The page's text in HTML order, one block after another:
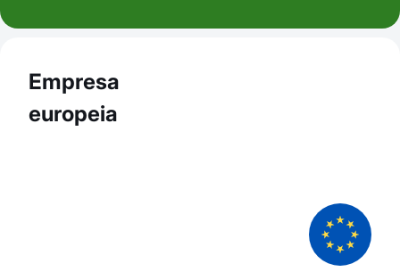
Empresa
europeia